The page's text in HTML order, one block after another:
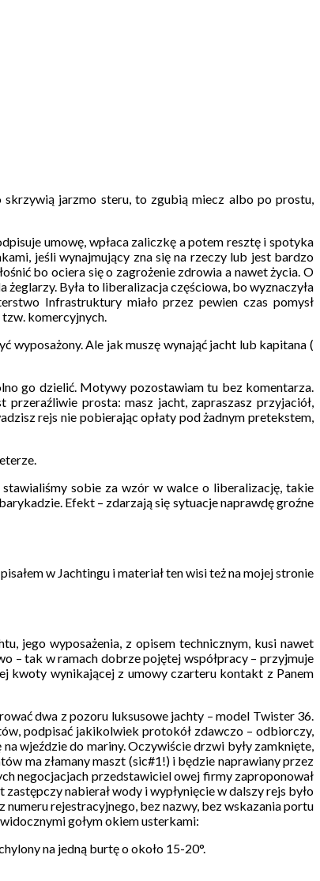
jarzmo steru, to zgubią miecz albo po prostu,
umowę, wpłaca zaliczkę a potem resztę i spotyka
jeśli wynajmujący zna się na rzeczy lub jest bardzo
bo ociera się o zagrożenie zdrowia a nawet życia. O
Była to liberalizacja częściowa, bo wyznaczyła
Infrastruktury miało przez pewien czas pomysł
komercyjnych.
wyposażony. Ale jak muszę wynająć jacht lub kapitana (
go dzielić. Motywy pozostawiam tu bez komentarza.
prosta: masz jacht, zapraszasz przyjaciół,
rejs nie pobierając opłaty pod żadnym pretekstem,
sobie za wzór w walce o liberalizację, takie
Efekt – zdarzają się sytuacje naprawdę groźne
w Jachtingu i materiał ten wisi też na mojej stronie
jego wyposażenia, z opisem technicznym, kusi nawet
– tak w ramach dobrze pojętej współpracy – przyjmuje
kwoty wynikającej z umowy czarteru kontakt z Panem
dwa z pozoru luksusowe jachty – model Twister 36.
podpisać jakikolwiek protokół zdawczo – odbiorczy,
wjeździe do mariny. Oczywiście drzwi były zamknięte,
ma złamany maszt (sic#1!) i będzie naprawiany przez
negocjacjach przedstawiciel owej firmy zaproponował
nabierał wody i wypłynięcie w dalszy rejs było
rejestracyjnego, bez nazwy, bez wskazania portu
gołym okiem usterkami:
na jedną burtę o około 15-20°.